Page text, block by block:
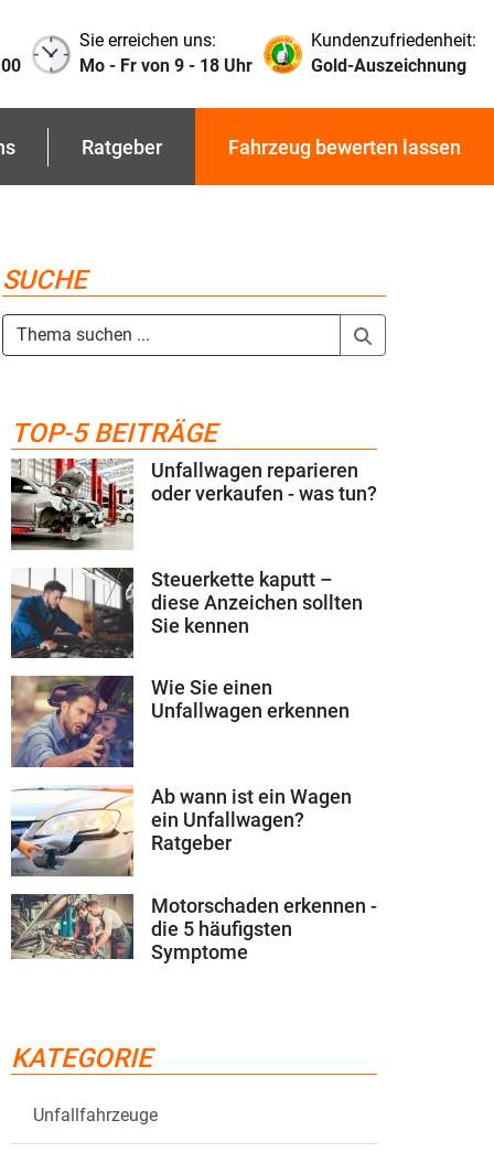
Sie erreichen uns:
Mo - Fr von 9 - 18 Uhr
Kundenzufriedenheit:
Gold-Auszeichnung
Ratgeber Fahrzeug bewerten lassen
SUCHE
TOP-5 BEITRÄGE
Unfallwagen reparieren
oder verkaufen - was tun?
Steuerkette kaputt –
diese Anzeichen sollten
Sie kennen
Wie Sie einen
Unfallwagen erkennen
Ab wann ist ein Wagen
ein Unfallwagen?
Ratgeber
Motorschaden erkennen -
die 5 häufigsten
Symptome
KATEGORIE
Unfallfahrzeuge